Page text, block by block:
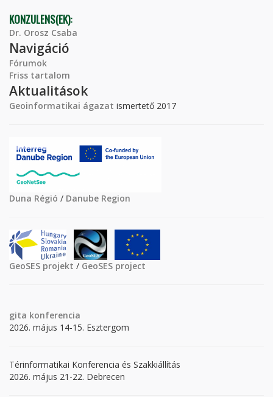
KONZULENS(EK):
Dr. Orosz Csaba
Navigáció
Fórumok
Friss tartalom
Aktualitások
Geoinformatikai ágazat ismertető 2017
Duna Régió / Danube Region
GeoSES projekt / GeoSES project
gita konferencia
2026. május 14-15. Esztergom
Térinformatikai Konferencia és Szakkiállítás
2026. május 21-22. Debrecen